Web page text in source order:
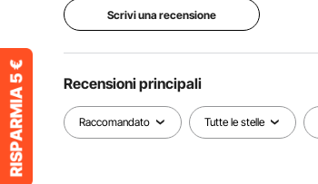
Scrivi una recensione
Recensioni principali
Raccomandato Tutte le stelle